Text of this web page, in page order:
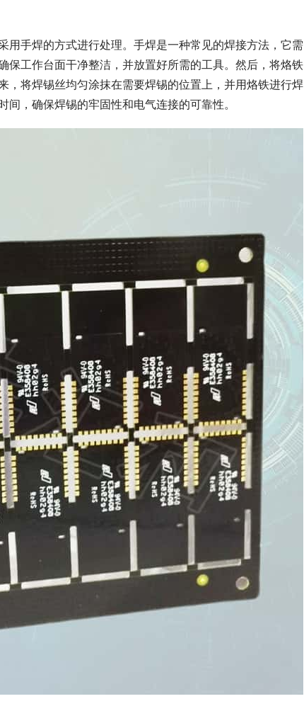
手焊的方式进行处理。手焊是一种常见的焊接方法，它需
工作台面干净整洁，并放置好所需的工具。然后，将烙铁
，将焊锡丝均匀涂抹在需要焊锡的位置上，并用烙铁进行焊
，确保焊锡的牢固性和电气连接的可靠性。